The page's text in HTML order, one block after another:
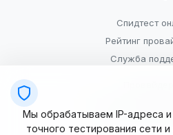
Спидтест
Рейтинг
Служба
Условия
Мы обрабатываем IP-адреса
точного тестирования сети